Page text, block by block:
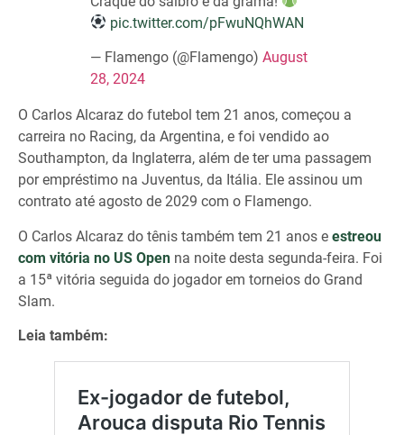
pic.twitter.com/pFwuNQhWAN
— Flamengo (@Flamengo) August
28, 2024
O Carlos Alcaraz do futebol tem 21 anos, começou a
carreira no Racing, da Argentina, e foi vendido ao
Southampton, da Inglaterra, além de ter uma passagem
por empréstimo na Juventus, da Itália. Ele assinou um
contrato até agosto de 2029 com o Flamengo.
O Carlos Alcaraz do tênis também tem 21 anos e estreou
com vitória no US Open na noite desta segunda-feira. Foi
a 15ª vitória seguida do jogador em torneios do Grand
Slam.
Leia também: